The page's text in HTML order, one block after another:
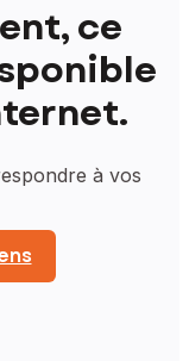
ce
à vos